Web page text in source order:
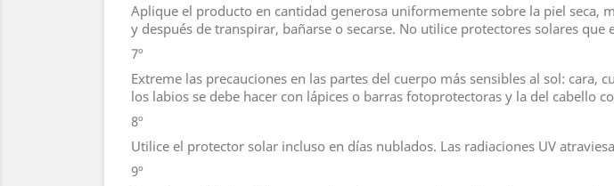
Aplique el producto en cantidad generosa uniformemente sobre la piel seca,
y después de transpirar, bañarse o secarse. No utilice protectores solares que
7º
Extreme las precauciones en las partes del cuerpo más sensibles al sol:
los labios se debe hacer con lápices o barras fotoprotectoras y la del cabello
8º
Utilice el protector solar incluso en días nublados. Las radiaciones UV
9º